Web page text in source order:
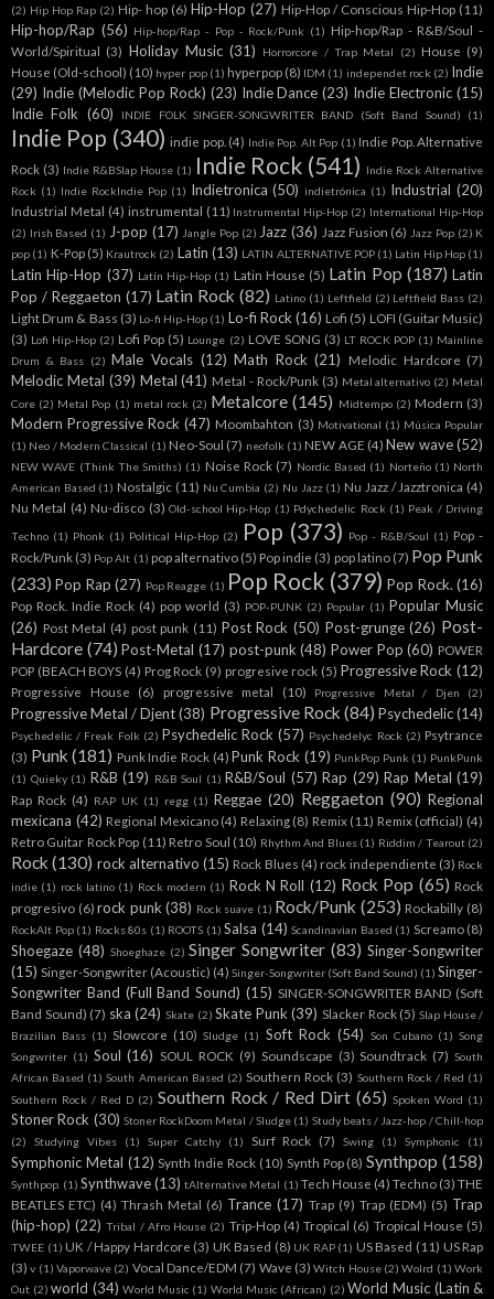
(2) Hip Hop Rap (2) Hip- hop (6) Hip-Hop (27) Hip-Hop / Conscious Hip-Hop (11)
Hip-hop/Rap (56) Hip-hop/Rap - Pop - Rock/Punk (1) Hip-hop/Rap - R&B/Soul -
World/Spiritual (3) Holiday Music (31) Horrorcore / Trap Metal (2) House (9)
House (Old-school) (10) hyper pop (1) hyperpop (8) IDM (1) independet rock (2) Indie
(29) Indie (Melodic Pop Rock) (23) Indie Dance (23) Indie Electronic (15)
Indie Folk (60) INDIE FOLK SINGER-SONGWRITER BAND (Soft Band Sound) (1)
Indie Pop (340) indie pop. (4) Indie Pop. Alt Pop (1) Indie Pop. Alternative
Rock (3) Indie R&BSlap House (1) Indie Rock (541) Indie Rock Alternative
Rock (1) Indie RockIndie Pop (1) Indietronica (50) indietrónica (1) Industrial (20)
Industrial Metal (4) instrumental (11) Instrumental Hip-Hop (2) International Hip-Hop
(2) Irish Based (1) J-pop (17) Jangle Pop (2) Jazz (36) Jazz Fusion (6) Jazz Pop (2) K
pop (1) K-Pop (5) Krautrock (2) Latin (13) LATIN ALTERNATIVE POP (1) Latin Hip Hop (1)
Latin Hip-Hop (37) Latín Hip-Hop (1) Latin House (5) Latin Pop (187) Latin
Pop / Reggaeton (17) Latin Rock (82) Latino (1) Leftfield (2) Leftfield Bass (2)
Light Drum & Bass (3) Lo-fi Hip-Hop (1) Lo-fi Rock (16) Lofi (5) LOFI (Guitar Music)
(3) Lofi Hip-Hop (2) Lofi Pop (5) Lounge (2) LOVE SONG (3) LT ROCK POP (1) Mainline
Drum & Bass (2) Male Vocals (12) Math Rock (21) Melodic Hardcore (7)
Melodic Metal (39) Metal (41) Metal - Rock/Punk (3) Metal alternativo (2) Metal
Core (2) Metal Pop (1) metal rock (2) Metalcore (145) Midtempo (2) Modern (3)
Modern Progressive Rock (47) Moombahton (3) Motivational (1) Música Popular
(1) Neo / Modern Classical (1) Neo-Soul (7) neofolk (1) NEW AGE (4) New wave (52)
NEW WAVE (Think The Smiths) (1) Noise Rock (7) Nordic Based (1) Norteño (1) North
American Based (1) Nostalgic (11) Nu Cumbia (2) Nu Jazz (1) Nu Jazz / Jazztronica (4)
Nu Metal (4) Nu-disco (3) Old-school Hip-Hop (1) Pdychedelic Rock (1) Peak / Driving
Techno (1) Phonk (1) Political Hip-Hop (2) Pop (373) Pop - R&B/Soul (1) Pop -
Rock/Punk (3) Pop Alt (1) pop alternativo (5) Pop indie (3) pop latino (7) Pop Punk
(233) Pop Rap (27) Pop Reagge (1) Pop Rock (379) Pop Rock. (16)
Pop Rock. Indie Rock (4) pop world (3) POP-PUNK (2) Popular (1) Popular Music
(26) Post Metal (4) post punk (11) Post Rock (50) Post-grunge (26) Post-
Hardcore (74) Post-Metal (17) post-punk (48) Power Pop (60) POWER
POP (BEACH BOYS (4) Prog Rock (9) progresive rock (5) Progressive Rock (12)
Progressive House (6) progressive metal (10) Progressive Metal / Djen (2)
Progressive Metal / Djent (38) Progressive Rock (84) Psychedelic(14)
Psychedelic / Freak Folk (2) Psychedelic Rock (57) Psychedelyc Rock (2) Psytrance
(3) Punk (181) Punk Indie Rock (4) Punk Rock (19) PunkPop Punk (1) PunkPunk
(1) Quieky (1) R&B (19) R&B Soul (1) R&B/Soul (57) Rap (29) Rap Metal (19)
Rap Rock (4) RAP UK (1) regg (1) Reggae (20) Reggaeton (90) Regional
mexicana (42) Regional Mexicano (4) Relaxing (8) Remix (11) Remix (official) (4)
Retro Guitar Rock Pop (11) Retro Soul (10) Rhythm And Blues (1) Riddim / Tearout (2)
Rock (130) rock alternativo (15) Rock Blues (4) rock independiente (3) Rock
indie (1) rock latino (1) Rock modern (1) Rock N Roll (12) Rock Pop (65) Rock
progresivo (6) rock punk (38) Rock suave (1) Rock/Punk (253) Rockabilly (8)
RockAlt Pop (1) Rocks 80s (1) ROOTS (1) Salsa (14) Scandinavian Based (1) Screamo (8)
Shoegaze (48) Shoeghaze (2) Singer Songwriter (83) Singer-Songwriter
(15) Singer-Songwriter (Acoustic) (4) Singer-Songwriter (Soft Band Sound) (1) Singer-
Songwriter Band (Full Band Sound) (15) SINGER-SONGWRITER BAND (Soft
Band Sound) (7) ska (24) Skate (2) Skate Punk (39) Slacker Rock (5) Slap House /
Brazilian Bass (1) Slowcore (10) Sludge (1) Soft Rock (54) Son Cubano (1) Song
Songwriter (1) Soul (16) SOUL ROCK (9) Soundscape (3) Soundtrack (7) South
African Based (1) South American Based (2) Southern Rock (3) Southern Rock / Red (1)
Southern Rock / Red D (2) Southern Rock / Red Dirt (65) Spoken Word (1)
Stoner Rock (30) Stoner RockDoom Metal / Sludge (1) Study beats / Jazz-hop / Chill-hop
(2)
Studying Vibes (1) Super Catchy (1) Surf Rock (7) Swing (1) Symphonic (1)
Symphonic Metal (12) Synth Indie Rock (10) Synth Pop (8) Synthpop (158)
Synthpop. (1) Synthwave (13) tAlternative Metal (1) Tech House (4) Techno (3) THE
BEATLES ETC) (4) Thrash Metal (6) Trance (17) Trap (9) Trap (EDM) (5) Trap
(hip-hop) (22) Tribal / Afro House (2) Trip-Hop (4) Tropical (6) Tropical House (5)
TWEE (1) UK / Happy Hardcore (3) UK Based (8) UK RAP (1) US Based (11) US Rap
(3) v (1) Vaporwave (2) Vocal Dance/EDM (7) Wave (3) Witch House (2) Wolrd (1) Work
Out (2) world (34) World Music (1) World Music (African) (2) World Music (Latin &